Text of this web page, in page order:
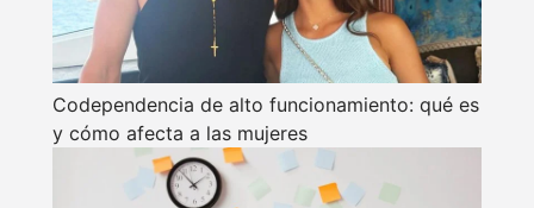
Codependencia de alto funcionamiento: qué es
y cómo afecta a las mujeres